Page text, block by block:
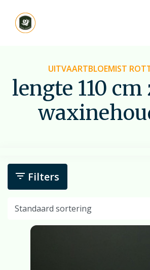
Inspiratie
Het rouwboeket in hartvorm
Van en voor kinderen rouwstuk
Feyenoord rouwstuk
Over ons
UITVAARTBLOEMIST
lengte 110
Filters